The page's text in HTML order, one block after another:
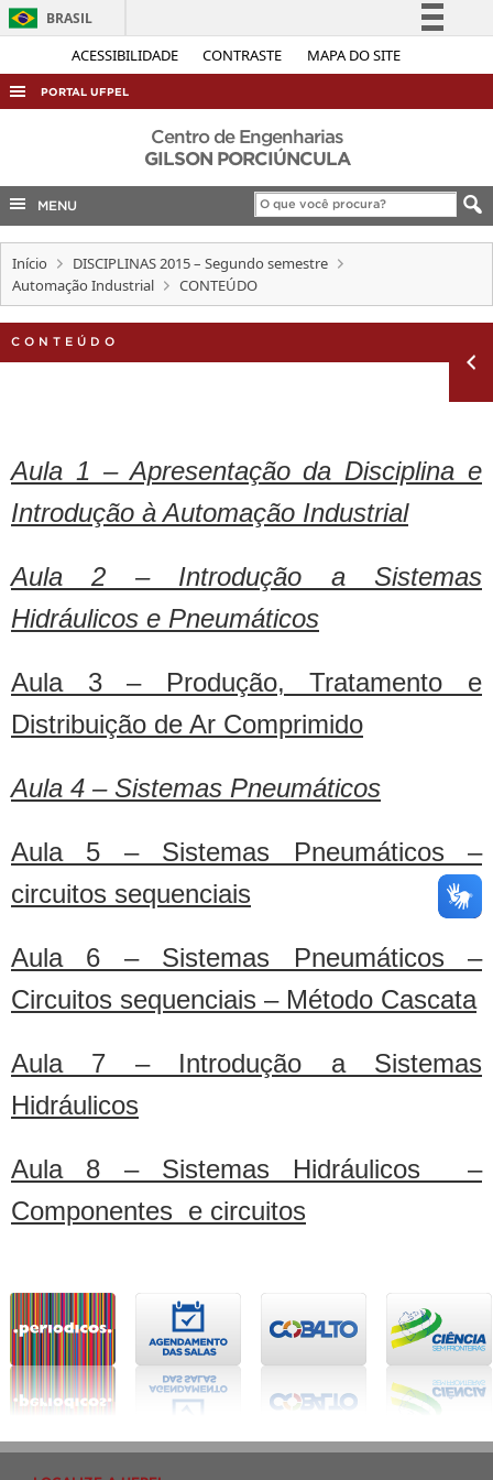
ACESSIBILIDADE CONTRASTE MAPA DO SITE
BRASIL
Simplifique!
Acesso à informação
Legislação
Canais
PORTAL UFPEL
ACESSO À INFORMAÇÃO
COBALTO
CONCURSOS
EDITAIS
Centro de Engenharias
GILSON PORCIÚNCULA
MENU
Início
DISCIPLINAS 2015 – Segundo semestre
Automação Industrial
CONTEÚDO
CONTEÚDO
Aula 1 – Apresentação da Disciplina e
Introdução à Automação Industrial
Aula 2 – Introdução a Sistemas
Hidráulicos e Pneumáticos
Aula 3 – Produção, Tratamento e
Distribuição de Ar Comprimido
Aula 4 – Sistemas Pneumáticos
Aula 5 – Sistemas Pneumáticos –
circuitos sequenciais
Aula 6 – Sistemas Pneumáticos –
Circuitos sequenciais – Método Cascata
Aula 7 – Introdução a Sistemas
Hidráulicos
Aula 8 – Sistemas Hidráulicos –
Componentes e circuitos